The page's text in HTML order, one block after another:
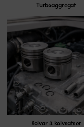
Turboaggregat
Kolvar & kolvsatser